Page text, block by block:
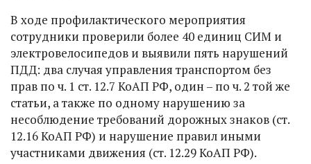
В ходе профилактического мероприятия
сотрудники проверили более 40 единиц СИМ и
электровелосипедов и выявили пять нарушений
ПДД: два случая управления транспортом без
прав по ч. 1 ст. 12.7 КоАП РФ, один – по ч. 2 той же
статьи, а также по одному нарушению за
несоблюдение требований дорожных знаков (ст.
12.16 КоАП РФ) и нарушение правил иными
участниками движения (ст. 12.29 КоАП РФ).